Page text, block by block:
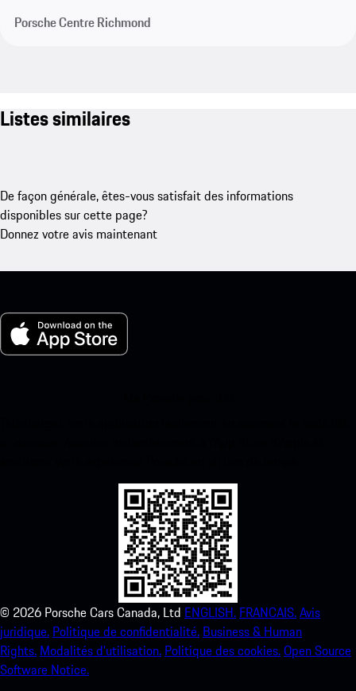
Porsche Centre Richmond
Listes similaires
De façon générale, êtes-vous satisfait des informations
disponibles sur cette page?
Donnez votre avis maintenant
© 2026 Porsche Cars Canada, Ltd ENGLISH. FRANCAIS.Avis
juridique. Politique de confidentialité. Business & Human
Rights. Modalités d’utilisation. Politique des cookies.Open Source
Software Notice.